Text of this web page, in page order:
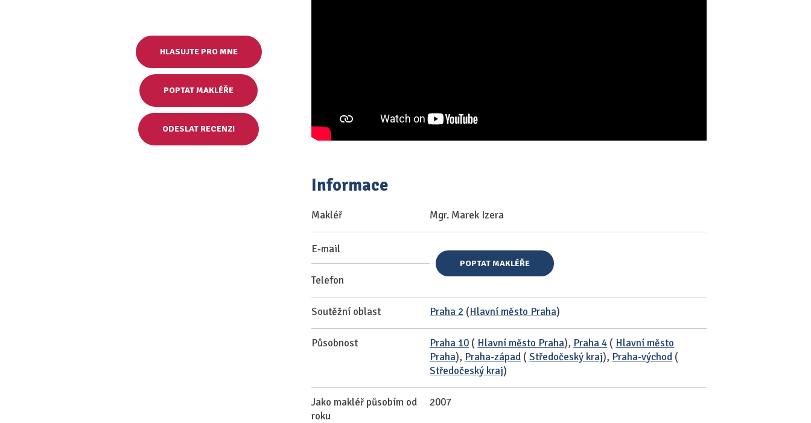
HLASUJTE PRO MNE
POPTAT MAKLÉŘE
ODESLAT RECENZI
Informace
Makléř Mgr. Marek Izera
E-mail
Telefon
POPTAT MAKLÉŘE
Soutěžní oblast Praha 2 (Hlavní město Praha)
Působnost Praha 10 ( Hlavní město Praha), Praha 4 ( Hlavní město
Praha), Praha-západ (Středočeský kraj), Praha-východ (
Středočeský kraj)
Jako makléř působím od
roku
2007